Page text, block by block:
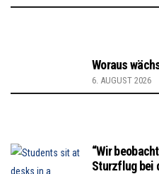
Woraus
6. AUGUST 2026
“Wir
Sturzflug bei